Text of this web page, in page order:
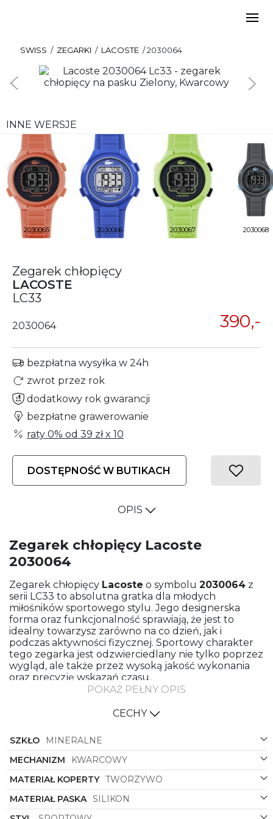
SWISS / ZEGARKI / LACOSTE /2030064
INNE WERSJE
2030065 2030066 2030067 2030068
Zegarek chłopięcy
LACOSTE
LC33
2030064 390,-
bezpłatna wysyłka w 24h
zwrot przez rok
dodatkowy rok gwarancji
bezpłatne grawerowanie
raty 0% od 39 złx 10
DOSTĘPNOŚĆ W BUTIKACH
OPIS
Zegarek chłopięcy Lacoste
2030064
Zegarek chłopięcy Lacoste o symbolu 2030064 z
serii LC33 to absolutna gratka dla młodych
miłośników sportowego stylu. Jego designerska
forma oraz funkcjonalność sprawiają, że jest to
idealny towarzysz zarówno na co dzień, jak i
podczas aktywności fizycznej. Sportowy charakter
tego zegarka jest odzwierciedlany nie tylko poprzez
wygląd, ale także przez wysoką jakość wykonania
oraz precyzję wskazań czasu.
Stylizacja tego modelu została starannie
przemyślana, aby spełnić oczekiwania najbardziej
wymagających klientów. Koperta z tworzywa w
współgra z białym silikonowym paskiem, zapewniając
harmonijny i spójny wygląd. Z kolei zielona tarcza
dodaje odrobinę energii i świeżości, nadając
zegarkowi unikalnego charakteru.
Nie tylko wygląd, ale także materiały użyte do
produkcji tego zegarka są najwyższej jakości.
POKAŻ PEŁNY OPIS
CECHY
SZKŁO
MINERALNE
MECHANIZM
KWARCOWY
MATERIAŁ KOPERTY TWORZYWO
MATERIAŁ PASKA SILIKON